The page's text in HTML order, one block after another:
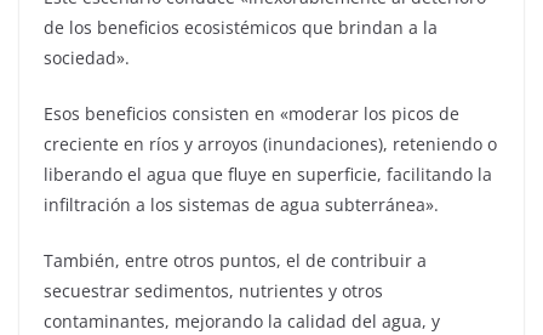
de los beneficios ecosistémicos que brindan a la
sociedad».
Esos beneficios consisten en «moderar los picos de
creciente en ríos y arroyos (inundaciones), reteniendo o
liberando el agua que fluye en superficie, facilitando la
infiltración a los sistemas de agua subterránea».
También, entre otros puntos, el de contribuir a
secuestrar sedimentos, nutrientes y otros
contaminantes, mejorando la calidad del agua, y